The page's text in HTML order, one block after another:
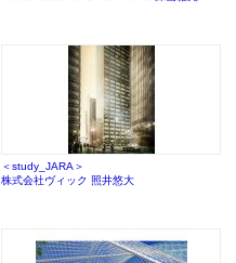
＜study_JARA＞
株式会社ヴィック 照井悠大